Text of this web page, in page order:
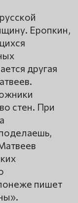
Еропкин,
другая
стен. При
пишет